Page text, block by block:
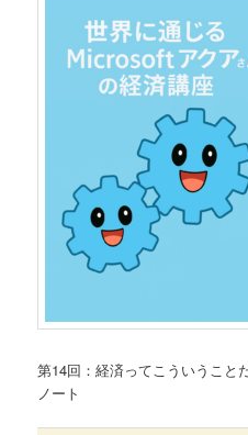
第14回：経済ってこういうこと
ノート